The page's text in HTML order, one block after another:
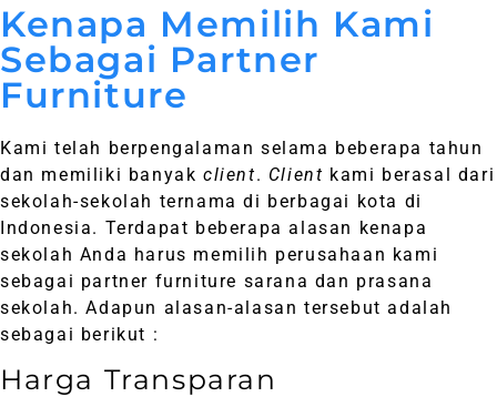
Kenapa Memilih Kami
Sebagai Partner
Furniture
Kami telah berpengalaman selama beberapa tahun
dan memiliki banyakclient. Client kami berasal dari
sekolah-sekolah ternama di berbagai kota di
Indonesia. Terdapat beberapa alasan kenapa
sekolah Anda harus memilih perusahaan kami
sebagai partner furniture sarana dan prasana
sekolah. Adapun alasan-alasan tersebut adalah
sebagai berikut :
Harga Transparan